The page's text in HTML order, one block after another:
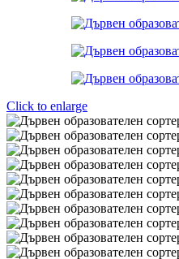
Click to enlarge